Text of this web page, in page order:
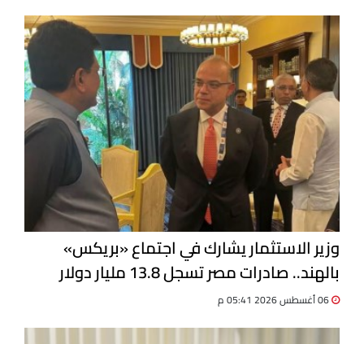
وزير الاستثمار يشارك في اجتماع «بريكس»
بالهند.. صادرات مصر تسجل 13.8 مليار دولار